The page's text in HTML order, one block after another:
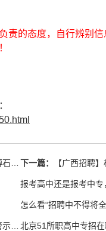
的态度，自行辨别
！ 下一篇： 【广西招聘
报考高中还是报考中专
怎么看“招聘中不得将
北京51所职高中专招